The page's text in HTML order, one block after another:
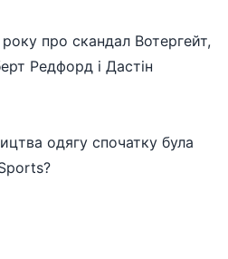
про скандал Вотергейт,
Редфорд і Дастін
одягу спочатку була